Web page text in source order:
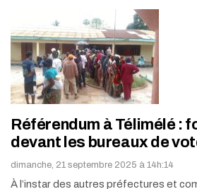
Référendum à Télimélé :
devant les bureaux de
dimanche, 21 septembre 2025 à 14h:14
À l’instar des autres préfectures et